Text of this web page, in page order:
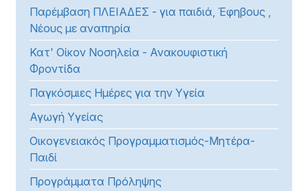
Παρέμβαση ΠΛΕΙΑΔΕΣ - για παιδιά, Έφηβους ,
Νέους με αναπηρία
Κατ' Οίκον Νοσηλεία - Ανακουφιστική
Φροντίδα
Παγκόσμιες Ημέρες για την Υγεία
Αγωγή Υγείας
Οικογενειακός Προγραμματισμός-Μητέρα-
Παιδί
Προγράμματα Πρόληψης